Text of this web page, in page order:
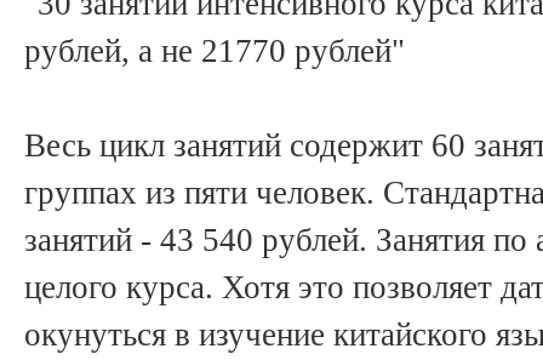
рублей, а не 21770 рублей"
Весь цикл занятий содержит 60
группах из пяти человек.
занятий - 43 540 рублей. Занятия
целого курса. Хотя это позволяет
окунуться в изучение китайского